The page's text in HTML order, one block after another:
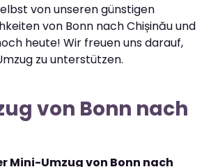
von unseren günstigen
von Bonn nach Chișinău und
heute! Wir freuen uns darauf,
zu unterstützen.
von Bonn nach
Mini-Umzug von Bonn nach